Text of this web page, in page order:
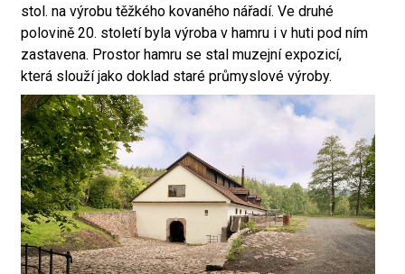
stol. na výrobu těžkého kovaného nářadí. Ve druhé
polovině 20. století byla výroba v hamru i v huti pod ním
zastavena. Prostor hamru se stal muzejní expozicí,
která slouží jako doklad staré průmyslové výroby.